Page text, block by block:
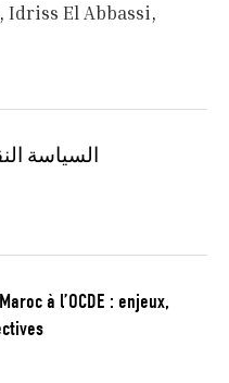
Idriss El Abbassi
السياسة
à l’OCDE : enjeux,